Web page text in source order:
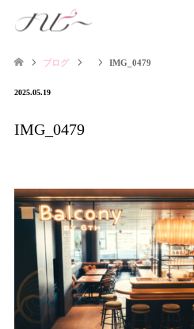
ブログ IMG_0479
2025.05.19
IMG_0479